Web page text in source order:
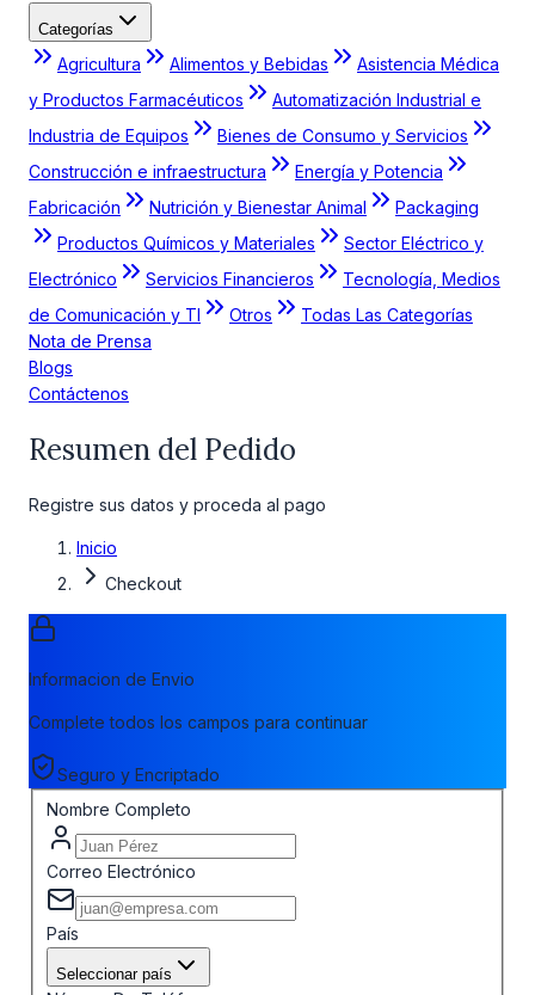
Categorías
Agricultura Alimentos y Bebidas
Asistencia Médica
y Productos Farmacéuticos
Automatización Industrial e
Industria de Equipos
Bienes de Consumo y Servicios
Construcción e infraestructura
Energía y Potencia
Fabricación
Nutrición y Bienestar Animal
Packaging
Productos Químicos y Materiales
Sector Eléctrico y
Electrónico
Servicios Financieros
Tecnología, Medios
de Comunicación y TI
Otros
Todas Las Categorías
Nota de Prensa
Blogs
Contáctenos
Resumen del Pedido
Registre sus datos y proceda al pago
Inicio
Checkout
Informacion de Envio
Complete todos los campos para continuar
Seguro y Encriptado
Nombre Completo
Correo Electrónico
País
Seleccionar país